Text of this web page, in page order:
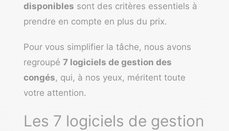
disponibles sont des critères essentiels à
prendre en compte en plus du prix.
Pour vous simplifier la tâche, nous avons
regroupé 7 logiciels de gestion des
congés, qui, à nos yeux, méritent toute
votre attention.
Les 7 logiciels de gestion